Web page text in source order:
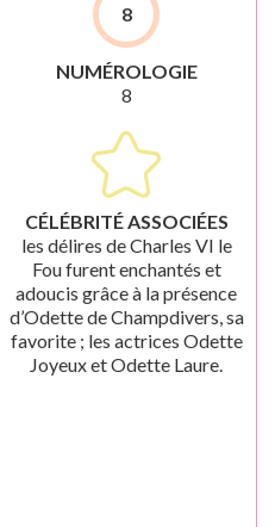
8
NUMÉROLOGIE
8
CÉLÉBRITÉ ASSOCIÉES
les délires de Charles VI le
Fou furent enchantés et
adoucis grâce à la présence
d’Odette de Champdivers, sa
favorite ; les actrices Odette
Joyeux et Odette Laure.